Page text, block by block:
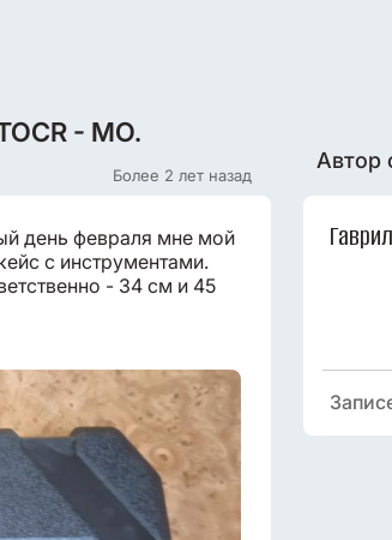
- MO.
Более 2 лет назад
день февраля мне мой
с инструментами.
- 34 см и 45
Автор